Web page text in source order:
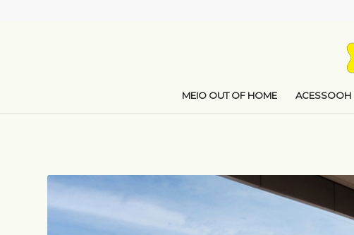
MEIO OUT OF HOME ACESSOOH